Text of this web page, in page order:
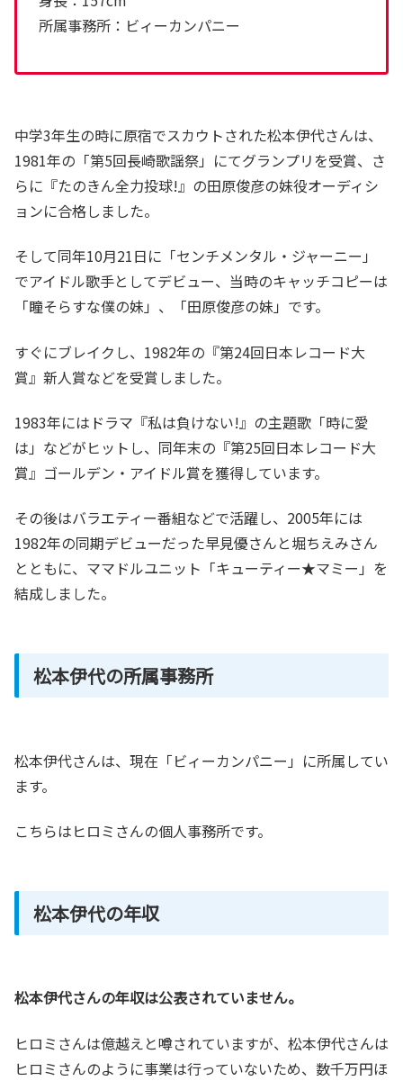
所属事務所：ビィーカンパニー
中学3年生の時に原宿でスカウトされた松本伊代さんは、
1981年の「第5回長崎歌謡祭」にてグランプリを受賞、さ
らに『たのきん全力投球!』の田原俊彦の妹役オーディシ
ョンに合格しました。
そして同年10月21日に「センチメンタル・ジャーニー」
でアイドル歌手としてデビュー、当時のキャッチコピーは
「瞳そらすな僕の妹」、「田原俊彦の妹」です。
すぐにブレイクし、1982年の『第24回日本レコード大
賞』新人賞などを受賞しました。
1983年にはドラマ『私は負けない!』の主題歌「時に愛
は」などがヒットし、同年末の『第25回日本レコード大
賞』ゴールデン・アイドル賞を獲得しています。
その後はバラエティー番組などで活躍し、2005年には
1982年の同期デビューだった早見優さんと堀ちえみさん
とともに、ママドルユニット「キューティー★マミー」を
結成しました。
松本伊代の所属事務所
松本伊代さんは、現在「ビィーカンパニー」に所属してい
ます。
こちらはヒロミさんの個人事務所です。
松本伊代の年収
松本伊代さんの年収は公表されていません。
ヒロミさんは億越えと噂されていますが、松本伊代さんは
ヒロミさんのように事業は行っていないため、数千万円ほ